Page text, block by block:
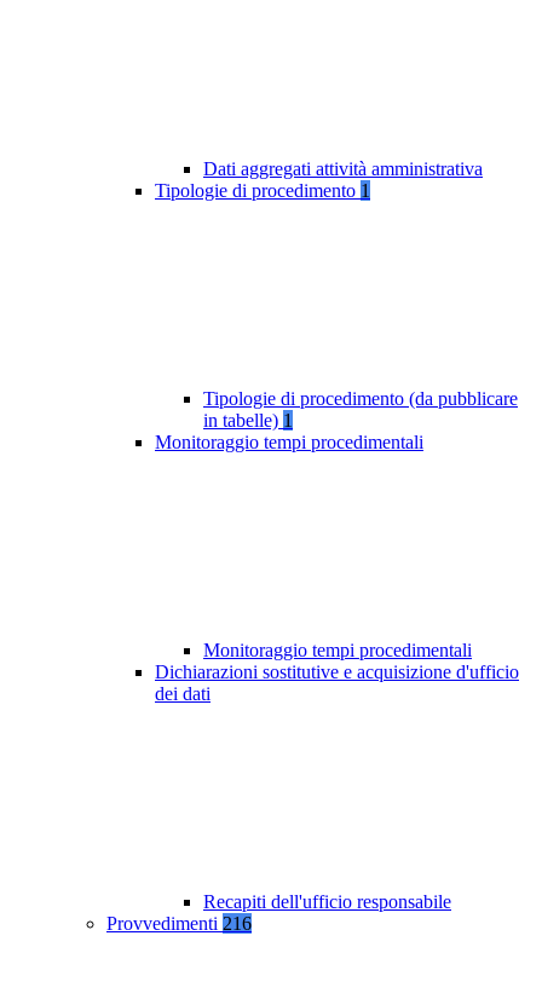
Dati aggregati attività amministrativa
Tipologie di procedimento 1
Tipologie di procedimento (da pubblicare
in tabelle) 1
Monitoraggio tempi procedimentali
Monitoraggio tempi procedimentali
Dichiarazioni sostitutive e acquisizione d'ufficio
dei dati
Recapiti dell'ufficio responsabile
Provvedimenti 216